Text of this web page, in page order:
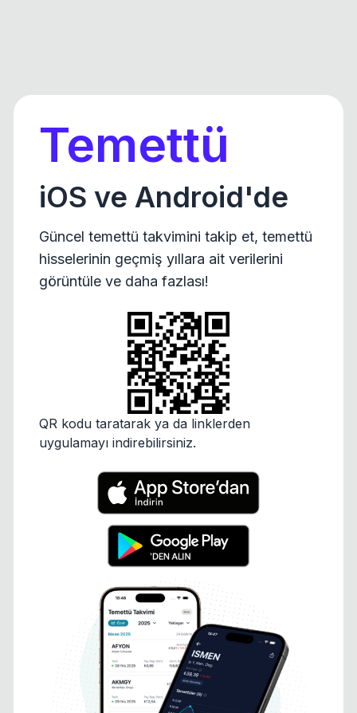
Temettü
iOS ve Android'de
Güncel temettü takvimini takip et, temettü
hisselerinin geçmiş yıllara ait verilerini
görüntüle ve daha fazlası!
QR kodu taratarak ya da linklerden
uygulamayı indirebilirsiniz.